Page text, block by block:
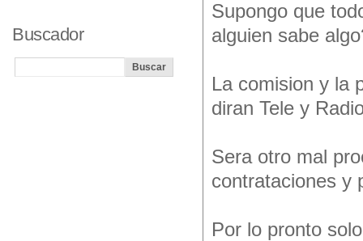
Supongo que
alguien sabe
La comision y la
diran Tele y
Sera otro mal
contrataciones y
Por lo pronto
Buscador